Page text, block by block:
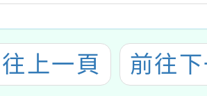
上一頁 前往